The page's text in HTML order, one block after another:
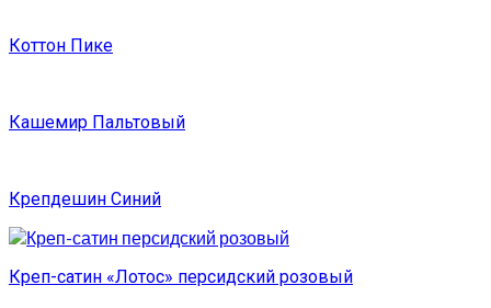
Коттон Пике
Кашемир Пальтовый
Крепдешин Синий
Креп-сатин «Лотос» персидский розовый